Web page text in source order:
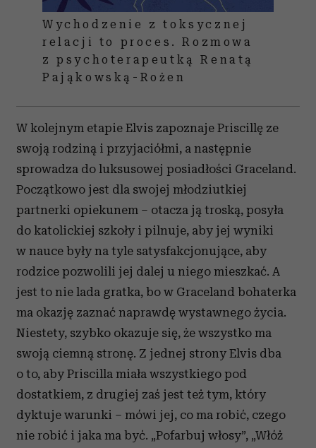
Wychodzenie z toksycznej
relacji to proces. Rozmowa
z psychoterapeutką Renatą
Pająkowską-Rożen
W kolejnym etapie Elvis zapoznaje Priscillę ze
swoją rodziną i przyjaciółmi, a następnie
sprowadza do luksusowej posiadłości Graceland.
Początkowo jest dla swojej młodziutkiej
partnerki opiekunem – otacza ją troską, posyła
do katolickiej szkoły i pilnuje, aby jej wyniki
w nauce były na tyle satysfakcjonujące, aby
rodzice pozwolili jej dalej u niego mieszkać. A
jest to nie lada gratka, bo w Graceland bohaterka
ma okazję zaznać naprawdę wystawnego życia.
Niestety, szybko okazuje się, że wszystko ma
swoją ciemną stronę. Z jednej strony Elvis dba
o to, aby Priscilla miała wszystkiego pod
dostatkiem, z drugiej zaś jest też tym, który
dyktuje warunki – mówi jej, co ma robić, czego
nie robić i jaka ma być. „Pofarbuj włosy”, „Włóż